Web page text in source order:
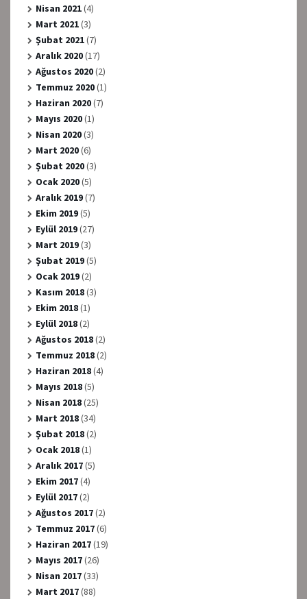
Nisan 2021(4)
Mart 2021(3)
Şubat 2021(7)
Aralık 2020(17)
Ağustos 2020(2)
Temmuz 2020(1)
Haziran 2020(7)
Mayıs 2020(1)
Nisan 2020(3)
Mart 2020(6)
Şubat 2020(3)
Ocak 2020(5)
Aralık 2019(7)
Ekim 2019(5)
Eylül 2019(27)
Mart 2019(3)
Şubat 2019(5)
Ocak 2019(2)
Kasım 2018(3)
Ekim 2018(1)
Eylül 2018(2)
Ağustos 2018(2)
Temmuz 2018(2)
Haziran 2018(4)
Mayıs 2018(5)
Nisan 2018(25)
Mart 2018(34)
Şubat 2018(2)
Ocak 2018(1)
Aralık 2017(5)
Ekim 2017(4)
Eylül 2017(2)
Ağustos 2017(2)
Temmuz 2017(6)
Haziran 2017(19)
Mayıs 2017(26)
Nisan 2017(33)
Mart 2017(88)